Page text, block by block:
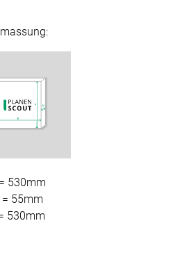
530mm
= 55mm
530mm